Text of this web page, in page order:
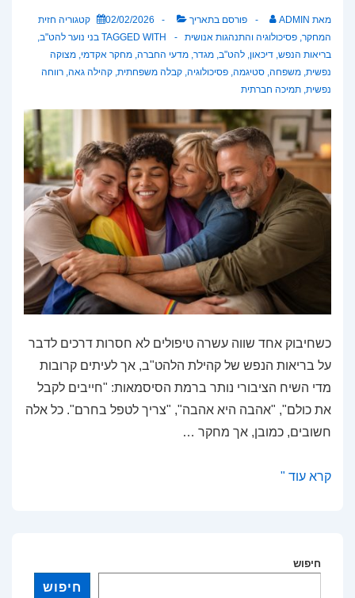
מאת ADMIN פורסם בתאריך 02/02/2026 קטגוריה חזית
המחקר, פסיכולוגיה והתנהגות אנושית TAGGED WITH בני נוער להט"ב,
בריאות הנפש, דיכאון, להט"ב, מגדר, מדעי החברה, מחקר אקדמי, מצוקה
נפשית, משפחה, סטיגמה, פסיכולוגיה, קבלה משפחתית, קהילה גאה, רווחה
נפשית, תמיכה חברתית
כשחיבוק אחד שווה עשרה טיפולים לא חסרות דרכים לדבר
על בריאות הנפש של קהילת הלהט"ב, אך לעיתים קרובות
מדי השיח הציבורי נותר ברמת הסיסמאות: "חייבים לקבל
את כולם", "אהבה היא אהבה", "צריך לטפל בחרם". כל אלה
חשובים, כמובן, אך מחקר …
המשפחה
תומכת
קרא עוד "
חיפוש
חיפוש